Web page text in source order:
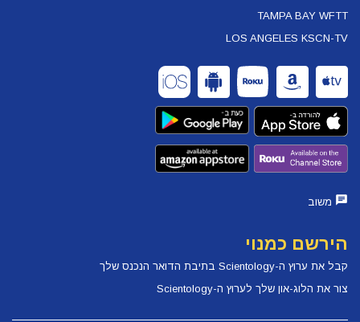
TAMPA BAY WFTT
LOS ANGELES KSCN-TV
משוב
הירשם כמנוי
קבל את ערוץ ה-Scientology בתיבת הדואר הנכנס שלך
צור את הלוג-און שלך לערוץ ה-Scientology